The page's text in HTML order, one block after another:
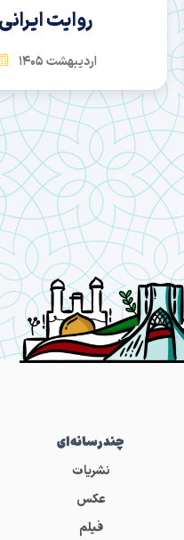
روایت ایرانی
اردیبهشت 1405
چندرسانه‌ای
نشریات
عکس
فیلم